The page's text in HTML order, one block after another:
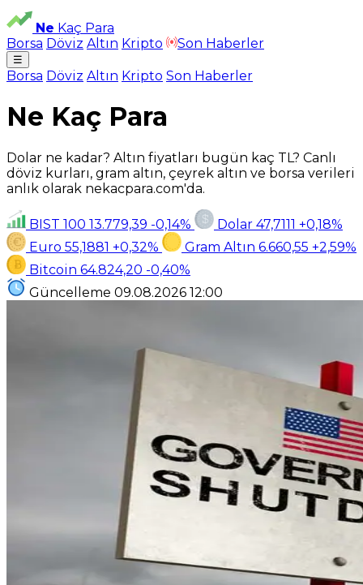
Ne Kaç Para
Borsa Döviz Altın Kripto Son Haberler
☰
Borsa Döviz Altın Kripto Son Haberler
Ne Kaç Para
Dolar ne kadar? Altın fiyatları bugün kaç TL? Canlı
döviz kurları, gram altın, çeyrek altın ve borsa verileri
anlık olarak nekacpara.com'da.
BIST 100 13.779,39 -0,14% Dolar 47,7111 +0,18%
Euro 55,1881 +0,32% Gram Altın 6.660,55 +2,59%
Bitcoin 64.824,20 -0,40%
Güncelleme 09.08.2026 12:00